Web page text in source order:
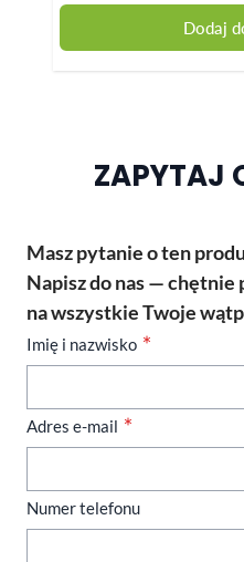
Dodaj
ZAPYTAJ
Masz pytanie o ten
Napisz do nas —
na wszystkie Twoje
Imię i nazwisko
Adres e-mail
Numer telefonu